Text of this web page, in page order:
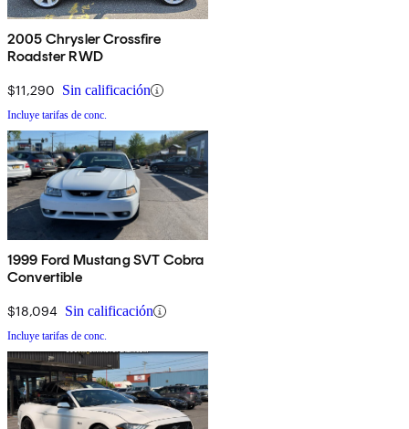
2005 Chrysler Crossfire
Roadster RWD
$11,290 Sin calificación
Incluye tarifas de conc.
1999 Ford Mustang SVT Cobra
Convertible
$18,094 Sin calificación
Incluye tarifas de conc.